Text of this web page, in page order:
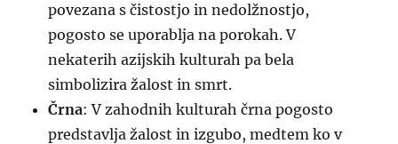
povezana s čistostjo in nedolžnostjo,
pogosto se uporablja na porokah. V
nekaterih azijskih kulturah pa bela
simbolizira žalost in smrt.
Črna: V zahodnih kulturah črna pogosto
predstavlja žalost in izgubo, medtem ko v